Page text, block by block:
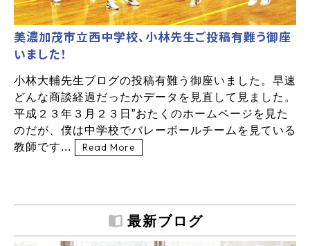
美濃加茂市立西中学校、小林先生ご投稿有難う御座
いました！
小林大輔先生ブログの投稿有難う御座いました。早速
どんな商談経過だったかデータを見直して見ました。
平成２３年３月２３日”おたくのホームページを見た
のだが、僕は中学校でバレーボールチームを見ている
教師です...
Read More
最新ブログ